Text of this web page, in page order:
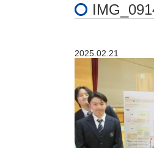
2025.02.21